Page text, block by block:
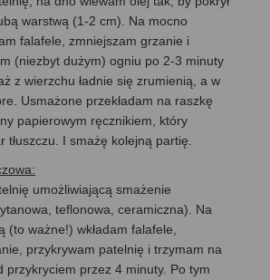
warstwą (1-2 cm). Na mocno
falafele, zmniejszam grzanie i
(niezbyt dużym) ogniu po 2-3 minuty
z wierzchu ładnie się zrumienią, a w
Usmażone przekładam na raszkę
papierowym ręcznikiem, który
tłuszczu. I smażę kolejną partię.
umożliwiającą smażenie
teflonowa, ceramiczna). Na
(to ważne!) wkładam falafele,
przykrywam patelnię i trzymam na
przykryciem przez 4 minuty. Po tym